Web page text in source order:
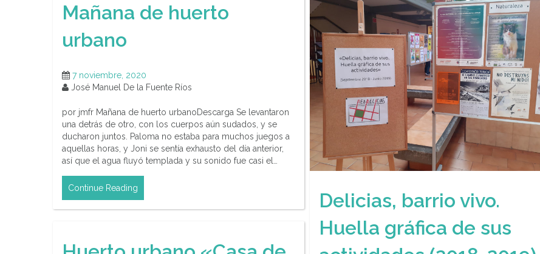
Mañana de huerto
urbano
7 noviembre, 2020
José Manuel De la Fuente Ríos
por jmfr Mañana de huerto urbanoDescarga Se levantaron
una detrás de otro, con los cuerpos aún sudados, y se
ducharon juntos. Paloma no estaba para muchos juegos a
aquellas horas, y Joni se sentía exhausto del día anterior,
así que el agua fluyó templada y su sonido fue casi el…
Continue Reading
Delicias, barrio vivo.
Huella gráfica de sus